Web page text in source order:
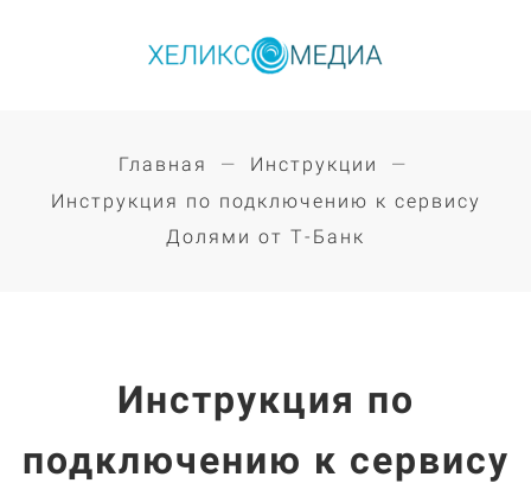
Главная
Инструкции
Инструкция по подключению к сервису
Долями от Т-Банк
Инструкция по
подключению к сервису